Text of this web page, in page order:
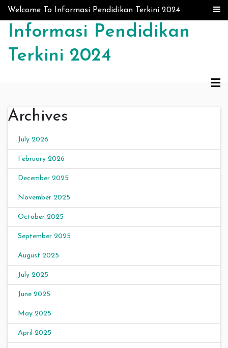
Skip to content
Welcome To Informasi Pendidikan Terkini 2024
Informasi Pendidikan
Terkini 2024
Archives
July 2026
February 2026
December 2025
November 2025
October 2025
September 2025
August 2025
July 2025
June 2025
May 2025
April 2025